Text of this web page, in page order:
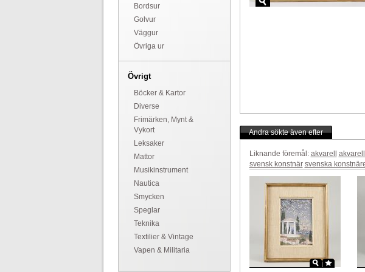
Bordsur
Golvur
Väggur
Övriga ur
Övrigt
Böcker & Kartor
Diverse
Frimärken, Mynt &
Vykort
Leksaker
Mattor
Musikinstrument
Nautica
Smycken
Speglar
Teknika
Textilier & Vintage
Vapen & Militaria
Andra sökte även efter
Liknande föremål: akvarell
svensk konstnär svenska